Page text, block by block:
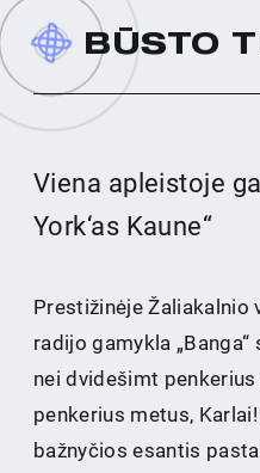
BŪSTO T
Viena apleistoje
York‘as Kaune“
Prestižinėje Žaliakalnio
radijo gamykla
nei dvidešimt
penkerius metus,
bažnyčios esantis